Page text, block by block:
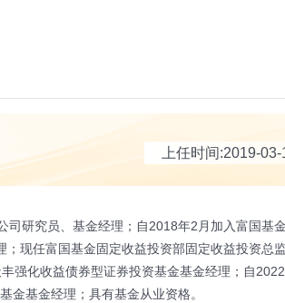
上任时间:2019-03-
司研究员、基金经理；自2018年2月加入富国基金
现任富国基金固定收益投资部固定收益投资总监
强化收益债券型证券投资基金基金经理；自
金基金经理；具有基金从业资格。